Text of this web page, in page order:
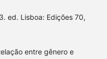
ed. Lisboa: Edições 70,
entre gênero e